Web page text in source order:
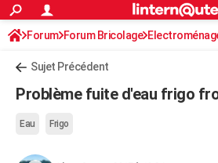
ACTUALITÉS
Politique
Société
Faits Divers
Education
Monde
Villes
+
S'inscrire
Connexion
Forum Forum Bricolage
Sujet Précédent
Problème fuite d'eau frigo
Eau Frigo